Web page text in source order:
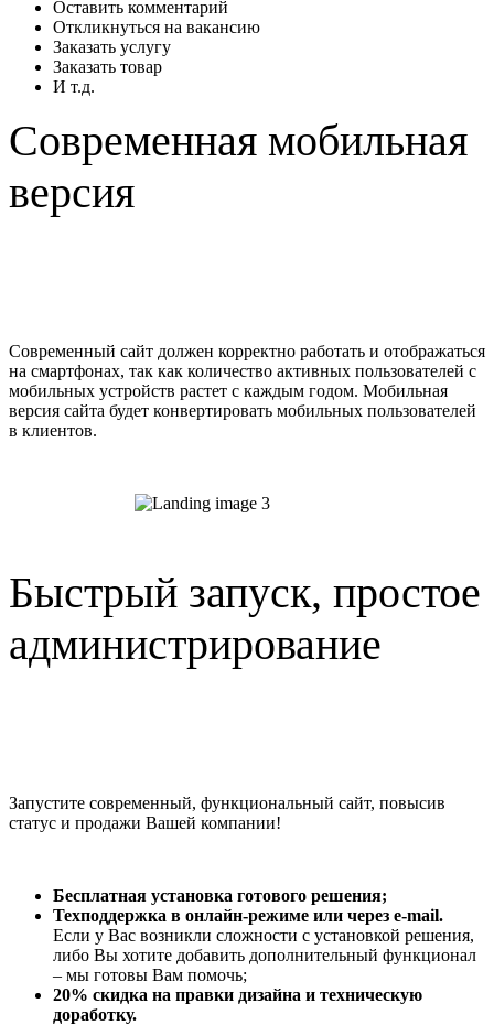
Оставить комментарий
Откликнуться на вакансию
Заказать услугу
Заказать товар
И т.д.
Современная мобильная
версия
Современный сайт должен корректно работать и отображаться
на смартфонах, так как количество активных пользователей с
мобильных устройств растет с каждым годом. Мобильная
версия сайта будет конвертировать мобильных пользователей
в клиентов.
Быстрый запуск, простое
администрирование
Запустите современный, функциональный сайт, повысив
статус и продажи Вашей компании!
Бесплатная установка готового решения;
Техподдержка в онлайн-режиме или через e-mail.
Если у Вас возникли сложности с установкой решения,
либо Вы хотите добавить дополнительный функционал
– мы готовы Вам помочь;
20% скидка на правки дизайна и техническую
доработку.